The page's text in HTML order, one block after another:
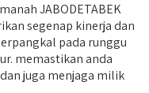
JABODETABEK
segenap kinerja dan
pada runggu
memastikan anda
juga menjaga milik